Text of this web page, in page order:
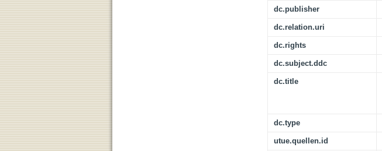
dc.publisher
dc.relation.uri
dc.rights
dc.subject.ddc
dc.title
dc.type
utue.quellen.id